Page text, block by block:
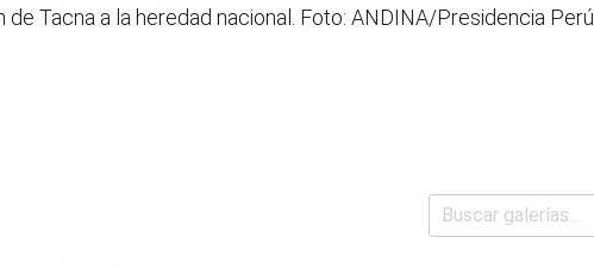
Tacna a la heredad nacional. Foto: ANDINA/Presidencia Perú